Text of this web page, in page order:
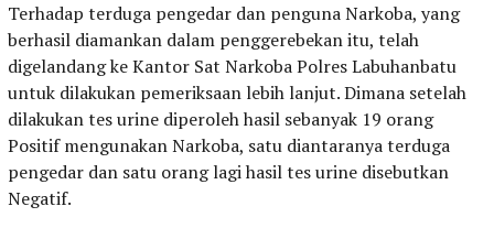
Terhadap terduga pengedar dan penguna Narkoba, yang
berhasil diamankan dalam penggerebekan itu, telah
digelandang ke Kantor Sat Narkoba Polres Labuhanbatu
untuk dilakukan pemeriksaan lebih lanjut. Dimana setelah
dilakukan tes urine diperoleh hasil sebanyak 19 orang
Positif mengunakan Narkoba, satu diantaranya terduga
pengedar dan satu orang lagi hasil tes urine disebutkan
Negatif.